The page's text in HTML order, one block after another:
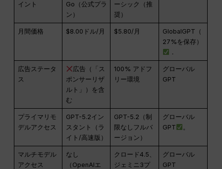
イント
Go（公式プラ
ン）
ーシック（推
奨）
月間価格 $8.00ドル/月 $5.80/月
GlobalGPT（
27%を保存）
．
広告ステータ
ス
広告（「ス
ポンサーリザ
ルト」）を含
む
100% アドフ
リー環境
グローバル
GPT
プライマリモ
デルアクセス
GPT-5.2イン
スタント（ラ
イト/高速版）
GPT-5.2（制
限なしフルバ
ージョン）
グローバル
GPT
。
マルチモデル
アクセス
なし
（OpenAIエ
クロード4.5、
ジェミニ3プ
グローバル
GPT